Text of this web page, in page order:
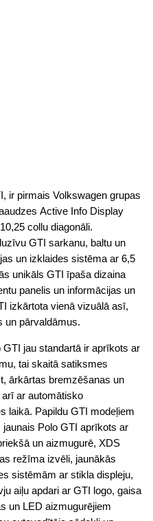
ir pirmais Volkswagen grupas
Active Info Display
collu diagonāli.
GTI sarkanu, baltu un
un izklaides sistēma ar 6,5
unikāls GTI īpaša dizaina
panelis un informācijas un
izkārtota vienā vizuālā asī,
un pārvaldāmus.
jau standartā ir aprīkots ar
tai skaitā satiksmes
ārkārtas bremzēšanas un
ar automātisko
laikā. Papildu GTI modeļiem
Polo GTI aprīkots ar
un aizmugurē, XDS
režīma izvēli, jaunākās
sistēmām ar stikla displeju,
aiļu apdari ar GTI logo, gaisa
un LED aizmugurējiem